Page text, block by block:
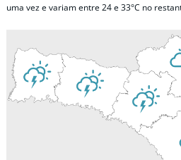
uma vez e variam entre 24 e 33°C no